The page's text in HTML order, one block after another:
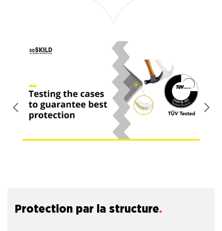
Protection par la structure